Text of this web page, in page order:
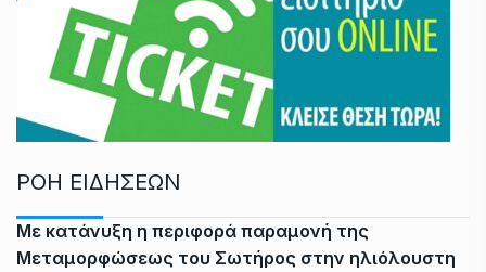
ΡΟΗ ΕΙΔΗΣΕΩΝ
Με κατάνυξη η περιφορά παραμονή της
Μεταμορφώσεως του Σωτήρος στην ηλιόλουστη